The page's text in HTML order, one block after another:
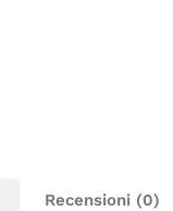
Recensioni (0)